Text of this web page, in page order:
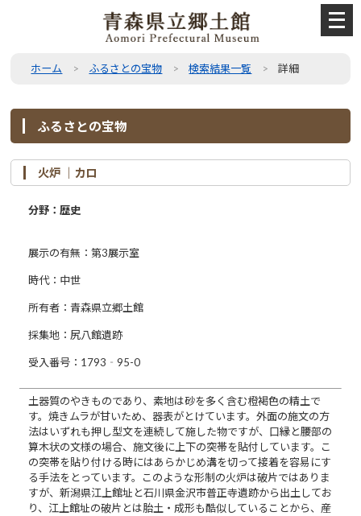
メ
ニ
ホーム ふるさとの宝物 検索結果一覧 詳細
ふるさとの宝物
火炉 ｜カロ
分野：歴史
展示の有無：第3展示室
時代：中世
所有者：青森県立郷土館
採集地：尻八館遺跡
受入番号：1793‐95-0
土器質のやきものであり、素地は砂を多く含む橙褐色の精土で
す。焼きムラが甘いため、器表がとけています。外面の施文の方
法はいずれも押し型文を連続して施した物ですが、口縁と腰部の
算木状の文様の場合、施文後に上下の突帯を貼付しています。こ
の突帯を貼り付ける時にはあらかじめ溝を切って接着を容易にす
る手法をとっています。このような形制の火炉は破片ではありま
すが、新潟県江上館址と石川県金沢市普正寺遺跡から出土してお
り、江上館址の破片とは胎土・成形も酷似していることから、産